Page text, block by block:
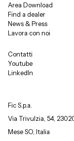
Area Download
Find a dealer
News & Press
Lavora con noi
Contatti
Youtube
LinkedIn
Fic S.p.a.
Via Trivulzia, 54,
Mese SO, Italia